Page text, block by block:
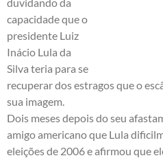
capacidade que o
presidente Luiz
Inácio Lula da
Silva teria para se
recuperar dos estragos que o
sua imagem.
Dois meses depois do seu
amigo americano que Lula
eleições de 2006 e afirmou que